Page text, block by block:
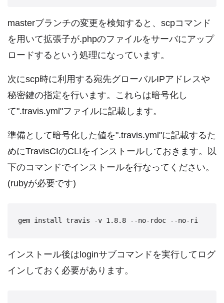
masterブランチの変更を検知すると、scpコマンド
を用いて拡張子が.phpのファイルをサーバにアップ
ロードするという処理になっています。
次にscp時に利用する宛先グローバルIPアドレスや
秘密鍵の指定を行います。これらは暗号化し
て".travis.yml"ファイルに記載します。
準備として暗号化した値を".travis.yml"に記載するた
めにTravisCIのCLIをインストールしておきます。以
下のコマンドでインストールを行なってください。
(rubyが必要です)
gem install travis -v 1.8.8 --no-rdoc --no-ri
インストール後はloginサブコマンドを実行してログ
インしておく必要があります。